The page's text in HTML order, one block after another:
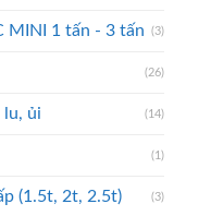
MINI 1 tấn - 3 tấn (3)
(26)
lu, ủi (14)
(1)
(1.5t, 2t, 2.5t) (3)